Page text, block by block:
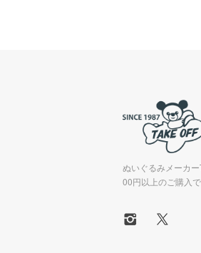
ぬいぐるみメーカ
00円以上のご購入